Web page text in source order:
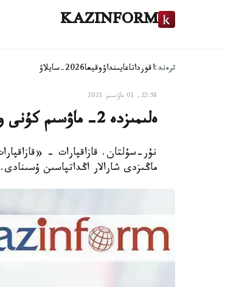
KAZINFORM
ترەند:اقورداتاعايىنداۋوقيعا2026-سايلاۋ
22:58, 01 ماۋسىم 2021
ەلىمىزدە 2- ماۋسىم كۇنى وتەتىن ماڭىزدى شارالار اڭداتپاسى
ماڭىزدى شارالار اڭداتپاسىن ۇسىنادى.